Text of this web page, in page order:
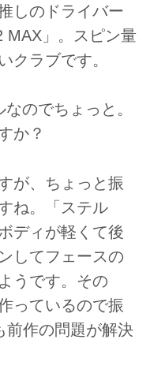
しのドライバー
MAX」。スピン量
クラブです。
のでちょっと。
か？
が、ちょっと振
ね。「ステル
ディが軽くて後
してフェースの
うです。その
っているので振
前作の問題が解決